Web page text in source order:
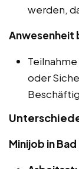
werden,
Anwesenheit
oder
Minijob in